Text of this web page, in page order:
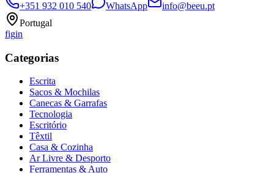
+351 932 010 540 WhatsApp
info@beeu.pt
Portugal
figin
Categorias
Escrita
Sacos & Mochilas
Canecas & Garrafas
Tecnologia
Escritório
Têxtil
Casa & Cozinha
Ar Livre & Desporto
Ferramentas & Auto